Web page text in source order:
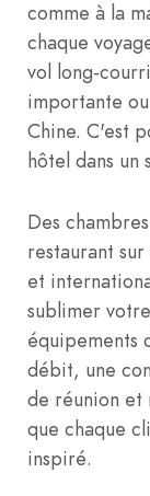
comme à la
chaque
vol long-
importante
Chine. C'est
hôtel dans
Des
restaurant
et
sublimer
équipements
débit, une
de réunion et
que chaque
inspiré.